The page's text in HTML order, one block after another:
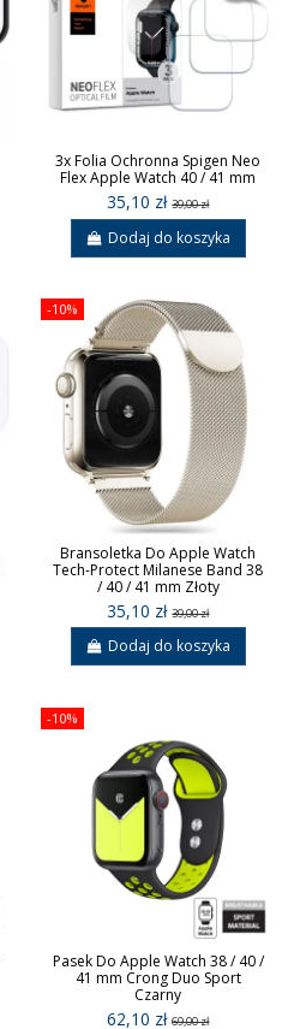
3x Folia Ochronna Spigen Neo
Flex Apple Watch 40 / 41 mm
35,10 zł39,00 zł
Dodaj do koszyka
-10%
Bransoletka Do Apple Watch
Tech-Protect Milanese Band 38
/ 40 / 41 mm Złoty
35,10 zł39,00 zł
Dodaj do koszyka
-10%
Pasek Do Apple Watch 38 / 40 /
41 mm Crong Duo Sport
Czarny
62,10 zł69,00 zł